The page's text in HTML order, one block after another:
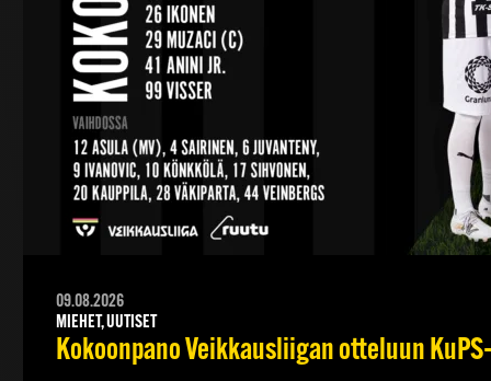
09.08.2026
MIEHET, UUTISET
Kokoonpano Veikkausliigan otteluun